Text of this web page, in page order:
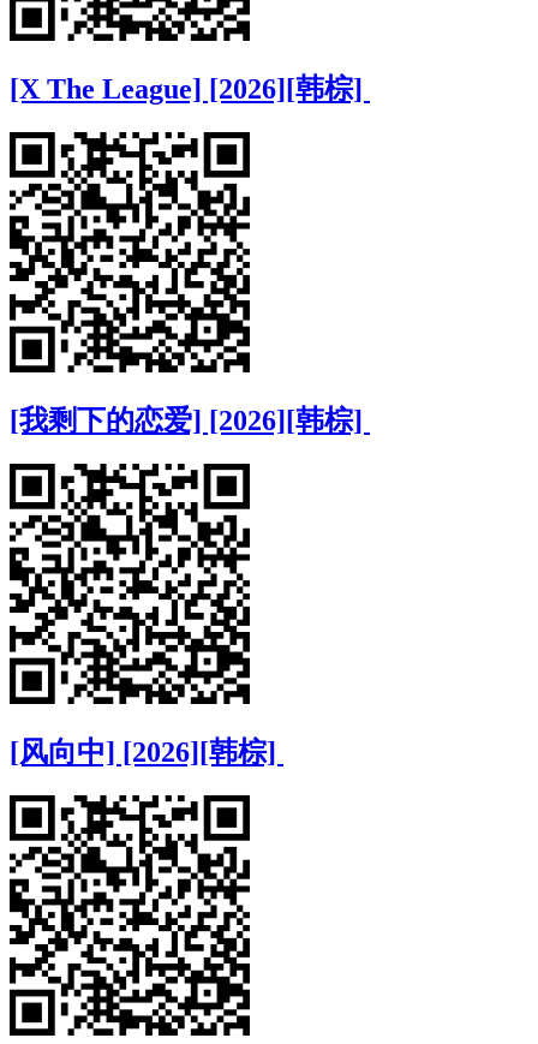
[X The League] [2026][韩棕]
[我剩下的恋爱] [2026][韩棕]
[风向中] [2026][韩棕]